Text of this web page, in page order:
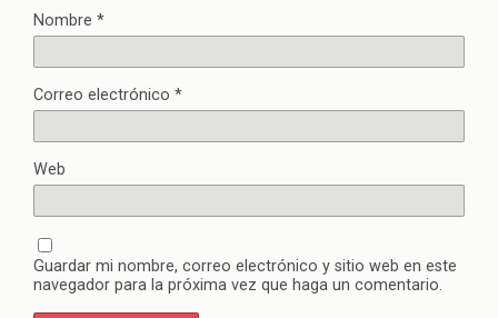
Nombre *
Correo electrónico *
Web
Guardar mi nombre, correo electrónico y sitio web en este
navegador para la próxima vez que haga un comentario.